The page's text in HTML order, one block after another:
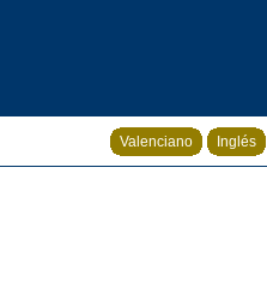
Valenciano Inglés